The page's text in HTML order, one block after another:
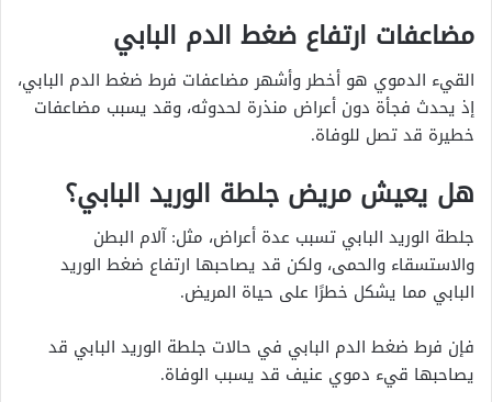
مضاعفات ارتفاع ضغط الدم البابي
القيء الدموي هو أخطر وأشهر مضاعفات فرط ضغط الدم البابي،
إذ يحدث فجأة دون أعراض منذرة لحدوثه، وقد يسبب مضاعفات
خطيرة قد تصل للوفاة.
هل يعيش مريض جلطة الوريد البابي؟
جلطة الوريد البابي تسبب عدة أعراض، مثل: آلام البطن
والاستسقاء والحمى، ولكن قد يصاحبها ارتفاع ضغط الوريد
البابي مما يشكل خطرًا على حياة المريض.
فإن فرط ضغط الدم البابي في حالات جلطة الوريد البابي قد
يصاحبها قيء دموي عنيف قد يسبب الوفاة.